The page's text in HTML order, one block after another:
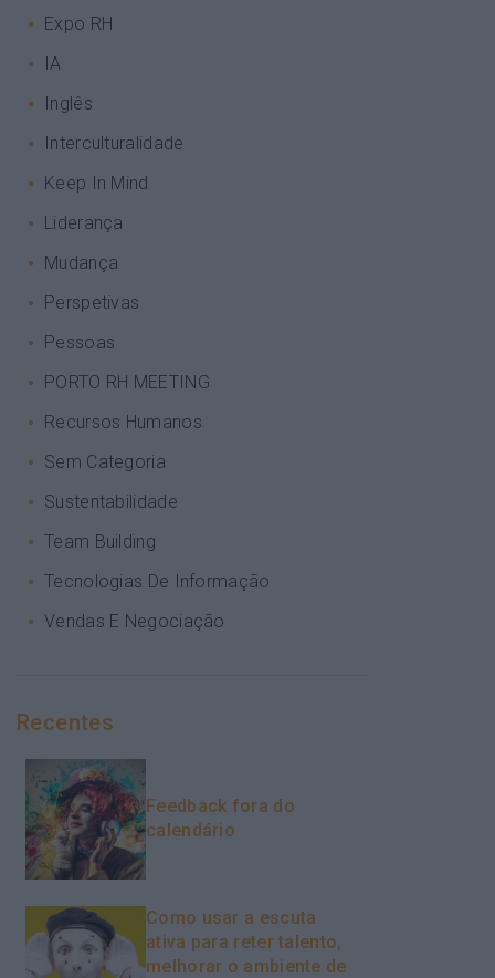
Expo RH
IA
Inglês
Interculturalidade
Keep In Mind
Liderança
Mudança
Perspetivas
Pessoas
PORTO RH MEETING
Recursos Humanos
Sem Categoria
Sustentabilidade
Team Building
Tecnologias De Informação
Vendas E Negociação
Recentes
Feedback fora do
calendário
Como usar a escuta
ativa para reter talento,
melhorar o ambiente de